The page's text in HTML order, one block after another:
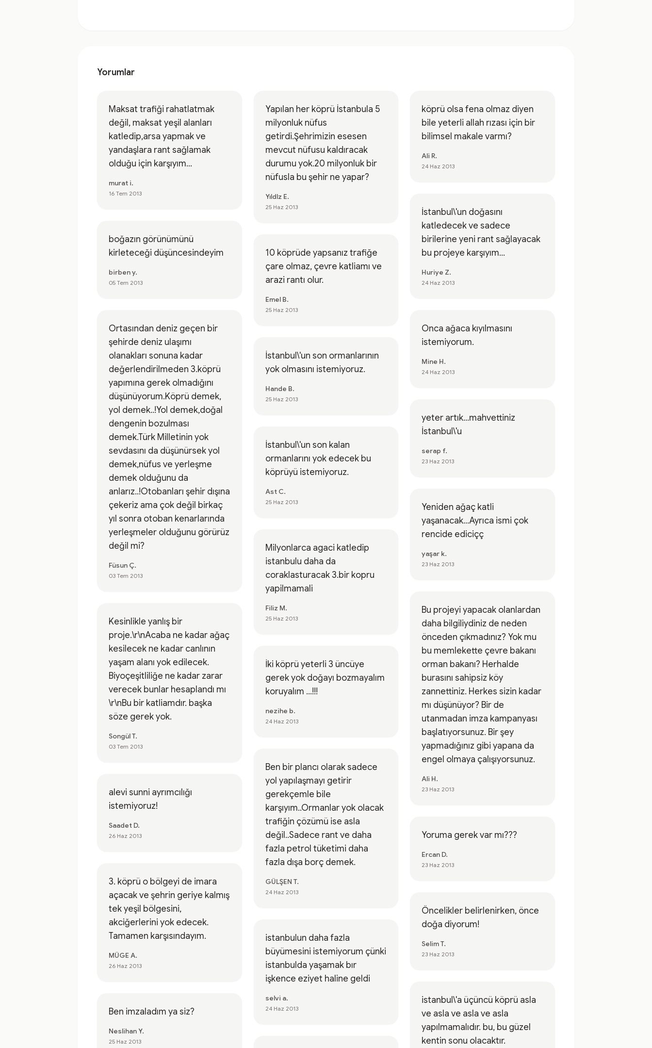
Yorumlar
Maksat trafiği rahatlatmak
değil, maksat yeşil alanları
katledip,arsa yapmak ve
yandaşlara rant sağlamak
olduğu için karşıyım...
murat i.
16 Tem 2013
boğazın görünümünü
kirleteceği düşüncesindeyim
birben y.
05 Tem 2013
Ortasından deniz geçen bir
şehirde deniz ulaşımı
olanakları sonuna kadar
değerlendirilmeden 3.köprü
yapımına gerek olmadığını
düşünüyorum.Köprü demek,
yol demek..!Yol demek,doğal
dengenin bozulması
demek.Türk Milletinin yok
sevdasını da düşünürsek yol
demek,nüfus ve yerleşme
demek olduğunu da
anlarız..!Otobanları şehir dışına
çekeriz ama çok değil birkaç
yıl sonra otoban kenarlarında
yerleşmeler olduğunu görürüz
değil mi?
Füsun Ç.
03 Tem 2013
Kesinlikle yanlış bir
proje.\r\nAcaba ne kadar ağaç
kesilecek ne kadar canlının
yaşam alanı yok edilecek.
Biyoçeşitliliğe ne kadar zarar
verecek bunlar hesaplandı mı
\r\nBu bir katliamdır. başka
söze gerek yok.
Songül T.
03 Tem 2013
alevi sunni ayrımcılığı
istemiyoruz!
Saadet D.
26 Haz 2013
3. köprü o bölgeyi de imara
açacak ve şehrin geriye kalmış
tek yeşil bölgesini,
akciğerlerini yok edecek.
Tamamen karşısındayım.
MÜGE A.
26 Haz 2013
Ben imzaladım ya siz?
Neslihan Y.
25 Haz 2013
Yapılan her köprü İstanbula 5
milyonluk nüfus
getirdi.Şehrimizin esesen
mevcut nüfusu kaldıracak
durumu yok.20 milyonluk bir
nüfusla bu şehir ne yapar?
Yıldlz E.
25 Haz 2013
10 köprüde yapsanız trafiğe
çare olmaz, çevre katliamı ve
arazi rantı olur.
Emel B.
25 Haz 2013
İstanbul\'un son ormanlarının
yok olmasını istemiyoruz.
Hande B.
25 Haz 2013
İstanbul\'un son kalan
ormanlarını yok edecek bu
köprüyü istemiyoruz.
Ast C.
25 Haz 2013
Milyonlarca agaci katledip
istanbulu daha da
coraklasturacak 3.bir kopru
yapilmamali
Filiz M.
25 Haz 2013
İki köprü yeterli 3 üncüye
gerek yok doğayı bozmayalım
koruyalım ...!!!
nezihe b.
24 Haz 2013
Ben bir plancı olarak sadece
yol yapılaşmayı getirir
gerekçemle bile
karşıyım..Ormanlar yok olacak
trafiğin çözümü ise asla
değil..Sadece rant ve daha
fazla petrol tüketimi daha
fazla dışa borç demek.
GÜLŞEN T.
24 Haz 2013
istanbulun daha fazla
büyümesini istemiyorum çünki
istanbulda yaşamak bır
işkence eziyet haline geldi
selvi a.
24 Haz 2013
köprü olsa fena olmaz diyen
bile yeterli allah rızası için bir
bilimsel makale varmı?
Ali R.
24 Haz 2013
İstanbul\'un doğasını
katledecek ve sadece
birilerine yeni rant sağlayacak
bu projeye karşıyım...
Huriye Z.
24 Haz 2013
Onca ağaca kıyılmasını
istemiyorum.
Mine H.
24 Haz 2013
yeter artık...mahvettiniz
İstanbul\'u
serap f.
23 Haz 2013
Yeniden ağaç katli
yaşanacak...Ayrıca ismi çok
rencide ediciçç
yaşar k.
23 Haz 2013
Bu projeyi yapacak olanlardan
daha bilgiliydiniz de neden
önceden çıkmadınız? Yok mu
bu memlekette çevre bakanı
orman bakanı? Herhalde
burasını sahipsiz köy
zannettiniz. Herkes sizin kadar
mı düşünüyor? Bir de
utanmadan imza kampanyası
başlatıyorsunuz. Bir şey
yapmadığınız gibi yapana da
engel olmaya çalışıyorsunuz.
Ali H.
23 Haz 2013
Yoruma gerek var mı???
Ercan D.
23 Haz 2013
Öncelikler belirlenirken, önce
doğa diyorum!
Selim T.
23 Haz 2013
istanbul\'a üçüncü köprü asla
ve asla ve asla ve asla
yapılmamalıdır. bu, bu güzel
kentin sonu olacaktır.